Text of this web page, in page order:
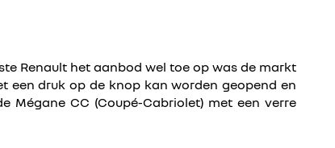
Renault het aanbod wel toe op was de markt
een druk op de knop kan worden geopend en
Mégane CC (Coupé-Cabriolet) met een verre